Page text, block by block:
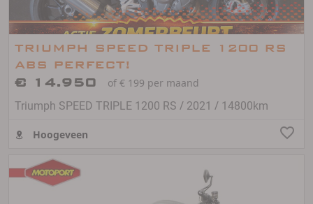
TRIUMPH SPEED TRIPLE 1200 RS
ABS PERFECT!
€ 14.950
of € 199 per maand
Triumph SPEED TRIPLE 1200 RS / 2021 / 14800km
Hoogeveen